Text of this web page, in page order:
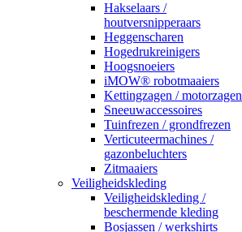
Hakselaars /
houtversnipperaars
Heggenscharen
Hogedrukreinigers
Hoogsnoeiers
iMOW® robotmaaiers
Kettingzagen / motorzagen
Sneeuwaccessoires
Tuinfrezen / grondfrezen
Verticuteermachines /
gazonbeluchters
Zitmaaiers
Veiligheidskleding
Veiligheidskleding /
beschermende kleding
Bosjassen / werkshirts